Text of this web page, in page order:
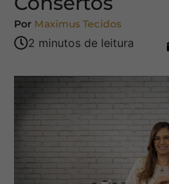
Por Maximus Tecidos